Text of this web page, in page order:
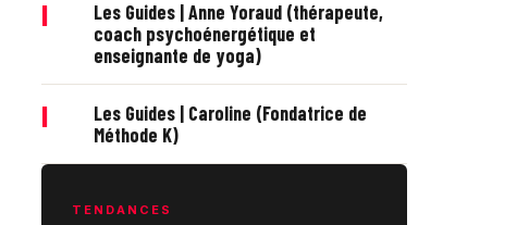
|
Les Guides | Anne Yoraud (thérapeute,
coach psychoénergétique et
enseignante de yoga)
|
Les Guides | Caroline (Fondatrice de
Méthode K)
TENDANCES